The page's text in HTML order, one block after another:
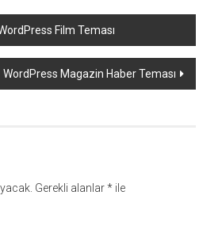
Film Teması
Magazin Haber Teması
Gerekli alanlar* ile